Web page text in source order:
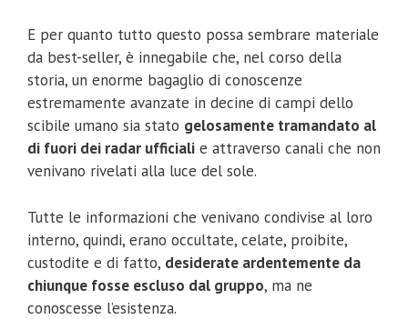
E per quanto tutto questo possa sembrare materiale
da best-seller, è innegabile che, nel corso della
storia, un enorme bagaglio di conoscenze
estremamente avanzate in decine di campi dello
scibile umano sia stato gelosamente tramandato al
di fuori dei radar ufficiali e attraverso canali che non
venivano rivelati alla luce del sole.
Tutte le informazioni che venivano condivise al loro
interno, quindi, erano occultate, celate, proibite,
custodite e di fatto, desiderate ardentemente da
chiunque fosse escluso dal gruppo, ma ne
conoscesse l’esistenza.